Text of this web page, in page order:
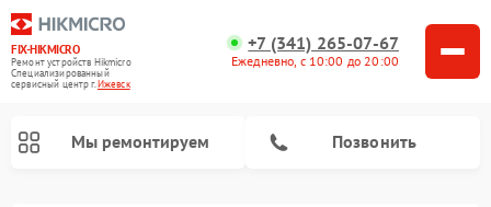
FIX-HIKMICRO
Ремонт устройств Hikmicro
Специализированный
cервисный центр г.Ижевск
+7 (341) 265-07-67
Ежедневно, с 10:00 до 20:00
Мы ремонтируем Позвонить